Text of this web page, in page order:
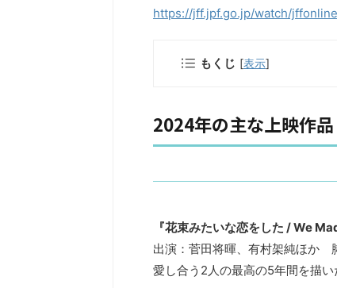
https://jff.jpf.go.jp/watch/
もくじ [表示]
2024年の主な上映作品
『花束みたいな恋をした / We
出演：菅田将暉、有村架純ほか
愛し合う2人の最高の5年間を描い